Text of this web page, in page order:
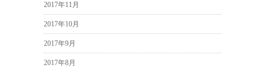
2017年11月
2017年10月
2017年9月
2017年8月